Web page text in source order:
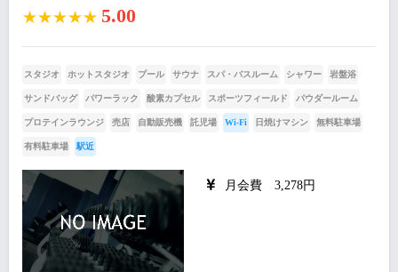
★★★★★ 5.00
スタジオ ホットスタジオ プール サウナ スパ・バスルーム シャワー 岩盤浴
サンドバッグ パワーラック 酸素カプセル スポーツフィールド パウダールーム
プロテインラウンジ 売店 自動販売機 託児場 Wi-Fi 日焼けマシン 無料駐車場
有料駐車場 駅近
月会費 3,278円